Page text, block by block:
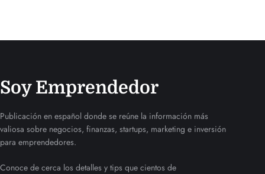
Soy Emprendedor
Publicación en español donde se reúne la información más
valiosa sobre negocios, finanzas, startups, marketing e inversión
para emprendedores.
Conoce de cerca los detalles y tips que cientos de